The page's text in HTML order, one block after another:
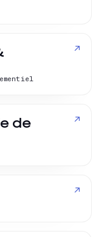
↗
de
↗
↗